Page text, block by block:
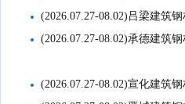
(2026.07.27-08.02)吕梁建筑
(2026.07.27-08.02)承德建筑
(2026.07.27-08.02)宣化建筑